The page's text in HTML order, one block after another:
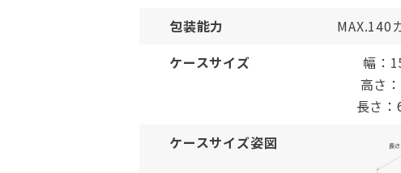
包装能力
MAX.140
ケースサイズ
幅：
高さ
長さ
ケースサイズ姿図